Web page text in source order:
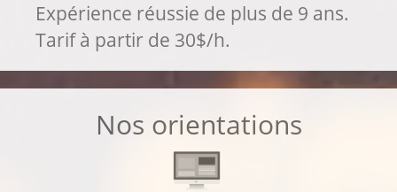
Expérience réussie de plus de 9 ans.
Tarif à partir de 30$/h.
Nos orientations